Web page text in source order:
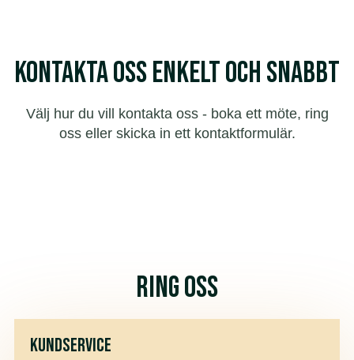
Kontakta oss enkelt och snabbt
Välj hur du vill kontakta oss - boka ett möte, ring
oss eller skicka in ett kontaktformulär.
Ring Oss
kundservice